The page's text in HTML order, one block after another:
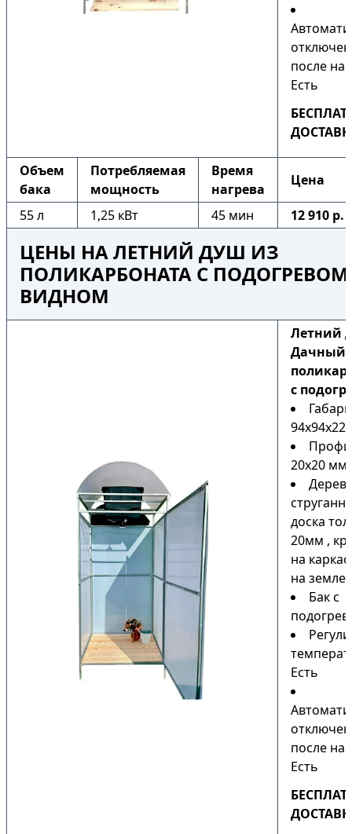
после
Есть
Объем
бака
Потребляемая
мощность
Время
нагрева
Цена
55 л 1,25 кВт 45 мин 12 910 р.
ЦЕНЫ НА ЛЕТНИЙ ДУШ ИЗ
ПОЛИКАРБОНАТА С ПОДОГРЕВОМ
ВИДНОМ
Летний
Дачный
с
20х20 мм
доска
20мм ,
на
на земле)
Бак с
Есть
после
Есть